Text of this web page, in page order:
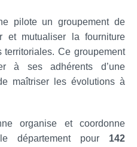
pilote un groupement de
et mutualiser la fourniture
territoriales. Ce groupement
à ses adhérents d’une
maîtriser les évolutions à
organise et coordonne
le département pour 142